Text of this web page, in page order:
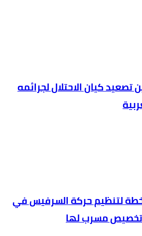
تصعيد كيان الاحتلال لجرائمه
خطة لتنظيم حركة السرفيس في
مسرب لها